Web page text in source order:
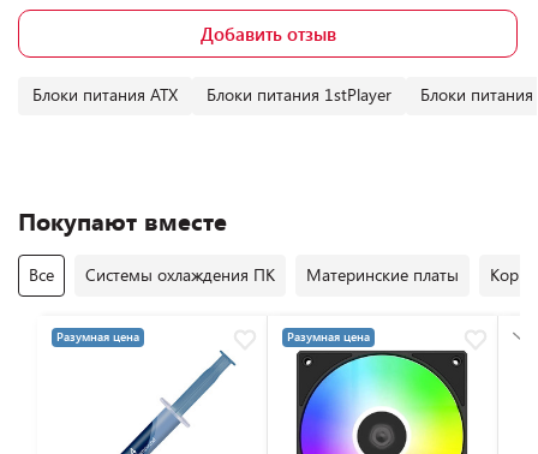
Добавить отзыв
Блоки питания ATX Блоки питания 1stPlayer Блоки
Покупают вместе
Все Системы охлаждения ПК Материнские платы
Разумная цена Разумная цена